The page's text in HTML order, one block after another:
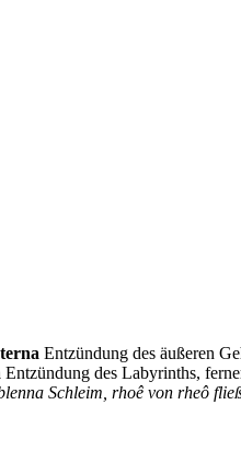
Entzündung des äußeren
Entzündung des Labyrinths,
Schleim, rhoê von rheô